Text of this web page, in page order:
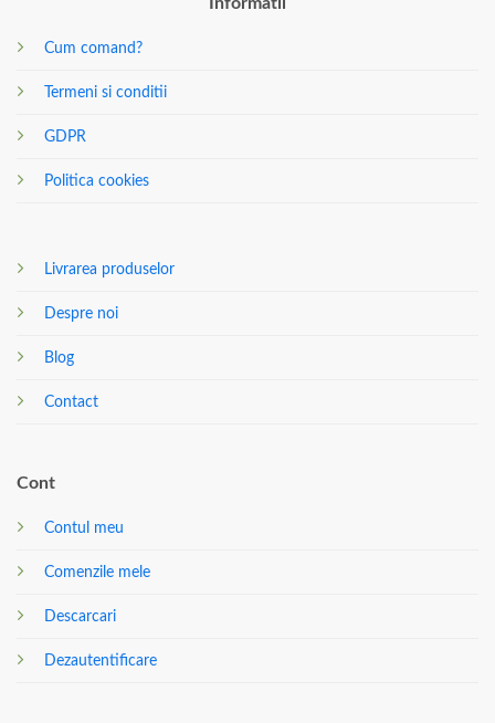
Cum comand?
Termeni si conditii
GDPR
Politica cookies
Livrarea produselor
Despre noi
Blog
Contact
Cont
Contul meu
Comenzile mele
Descarcari
Dezautentificare